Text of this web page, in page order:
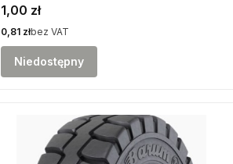
Cena
1,00 zł
Cena
0,81 złbez VAT
Niedostępny